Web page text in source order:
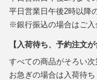
平日営業日午後2時以降
※銀行振込の場合はご入
【入荷待ち、予約注文が
すべての商品がそろい次
お急ぎの場合は入荷待